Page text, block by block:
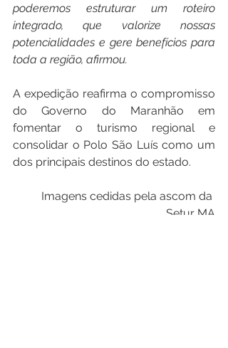
poderemos estruturar um roteiro
integrado, que valorize nossas
potencialidades e gere benefícios para
toda a região, afirmou.
A expedição reafirma o compromisso
do Governo do Maranhão em
fomentar o turismo regional e
consolidar o Polo São Luís como um
dos principais destinos do estado.
Imagens cedidas pela ascom da
Setur MA